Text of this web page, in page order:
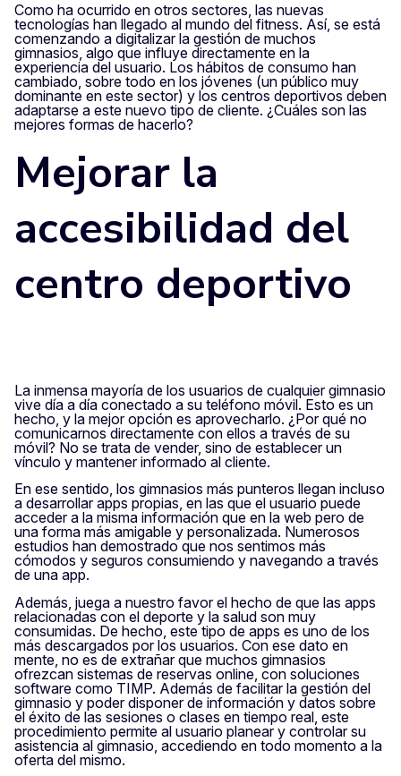
Como ha ocurrido en otros sectores, las nuevas
tecnologías han llegado al mundo del fitness. Así, se está
comenzando a digitalizar la gestión de muchos
gimnasios, algo que influye directamente en la
experiencia del usuario. Los hábitos de consumo han
cambiado, sobre todo en los jóvenes (un público muy
dominante en este sector) y los centros deportivos deben
adaptarse a este nuevo tipo de cliente. ¿Cuáles son las
mejores formas de hacerlo?
Mejorar la
accesibilidad del
centro deportivo
La inmensa mayoría de los usuarios de cualquier gimnasio
vive día a día conectado a su teléfono móvil. Esto es un
hecho, y la mejor opción es aprovecharlo. ¿Por qué no
comunicarnos directamente con ellos a través de su
móvil? No se trata de vender, sino de establecer un
vínculo y mantener informado al cliente.
En ese sentido, los gimnasios más punteros llegan incluso
a desarrollar apps propias, en las que el usuario puede
acceder a la misma información que en la web pero de
una forma más amigable y personalizada. Numerosos
estudios han demostrado que nos sentimos más
cómodos y seguros consumiendo y navegando a través
de una app.
Además, juega a nuestro favor el hecho de que las apps
relacionadas con el deporte y la salud son muy
consumidas. De hecho, este tipo de apps es uno de los
más descargados por los usuarios. Con ese dato en
mente, no es de extrañar que muchos gimnasios
ofrezcan sistemas de reservas online, con soluciones
software como TIMP. Además de facilitar la gestión del
gimnasio y poder disponer de información y datos sobre
el éxito de las sesiones o clases en tiempo real, este
procedimiento permite al usuario planear y controlar su
asistencia al gimnasio, accediendo en todo momento a la
oferta del mismo.